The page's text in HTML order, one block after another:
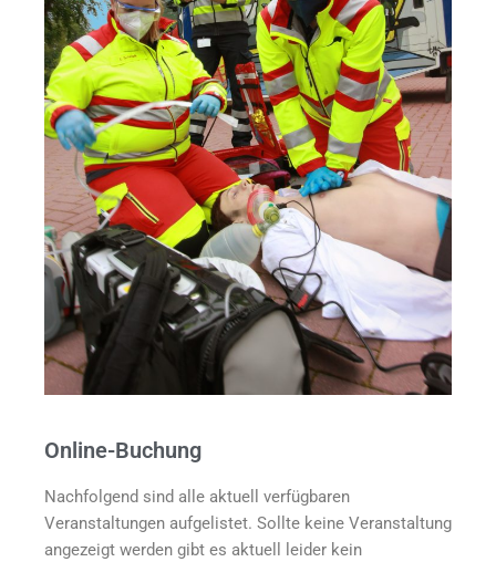
Online-Buchung
Nachfolgend sind alle aktuell verfügbaren
Veranstaltungen aufgelistet. Sollte keine Veranstaltung
angezeigt werden gibt es aktuell leider kein